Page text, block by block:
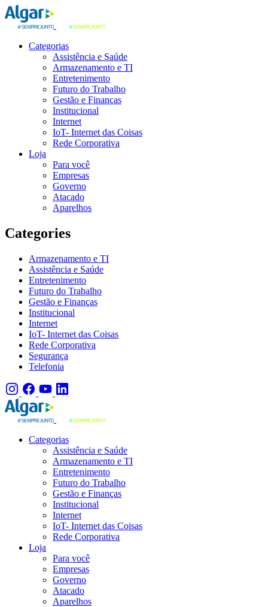
Categorias
Assistência e Saúde
Armazenamento e TI
Entretenimento
Futuro do Trabalho
Gestão e Finanças
Institucional
Internet
IoT- Internet das Coisas
Rede Corporativa
Loja
Para você
Empresas
Governo
Atacado
Aparelhos
Categories
Armazenamento e TI
Assistência e Saúde
Entretenimento
Futuro do Trabalho
Gestão e Finanças
Institucional
Internet
IoT- Internet das Coisas
Rede Corporativa
Segurança
Telefonia
Categorias
Assistência e Saúde
Armazenamento e TI
Entretenimento
Futuro do Trabalho
Gestão e Finanças
Institucional
Internet
IoT- Internet das Coisas
Rede Corporativa
Loja
Para você
Empresas
Governo
Atacado
Aparelhos